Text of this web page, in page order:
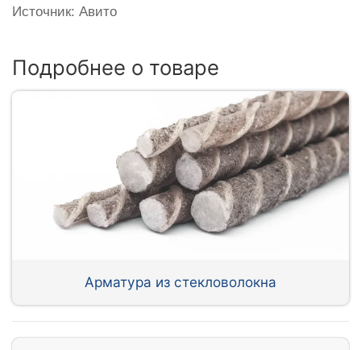
Источник: Авито
Подробнее о товаре
Арматура из стекловолокна